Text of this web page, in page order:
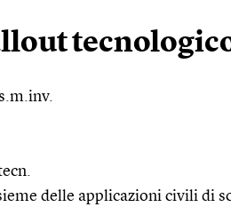
delle applicazioni civili di